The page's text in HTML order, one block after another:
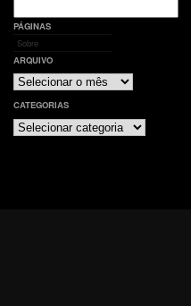
por:
PÁGINAS
Sobre
ARQUIVO
Arquivo
CATEGORIAS
Categorias